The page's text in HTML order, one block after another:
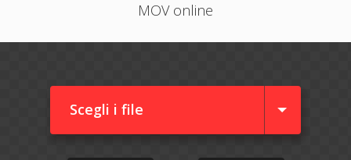
MOV online
Scegli i file